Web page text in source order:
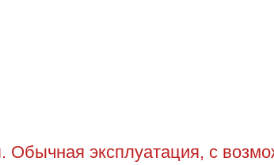
эксплуатация, с